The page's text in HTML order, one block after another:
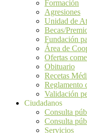
Formación
Agresiones
Unidad de
Becas/
Fundación
Área de
Ofertas
Obituario
Recetas
Reglamento
Validación
Ciudadanos
Consulta
Consulta
Servicios